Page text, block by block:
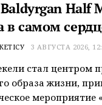
Half
в самом
3 АВГУСТА 2026,
стал центром
образа жизни,
мероприятие